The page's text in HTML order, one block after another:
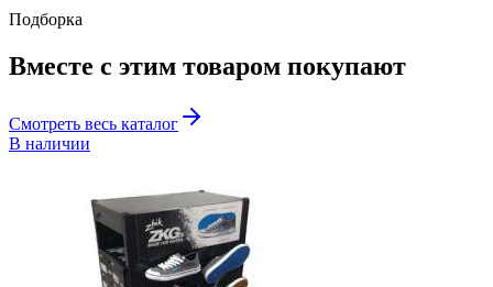
Подборка
Вместе с этим товаром покупают
Смотреть весь каталог
В наличии